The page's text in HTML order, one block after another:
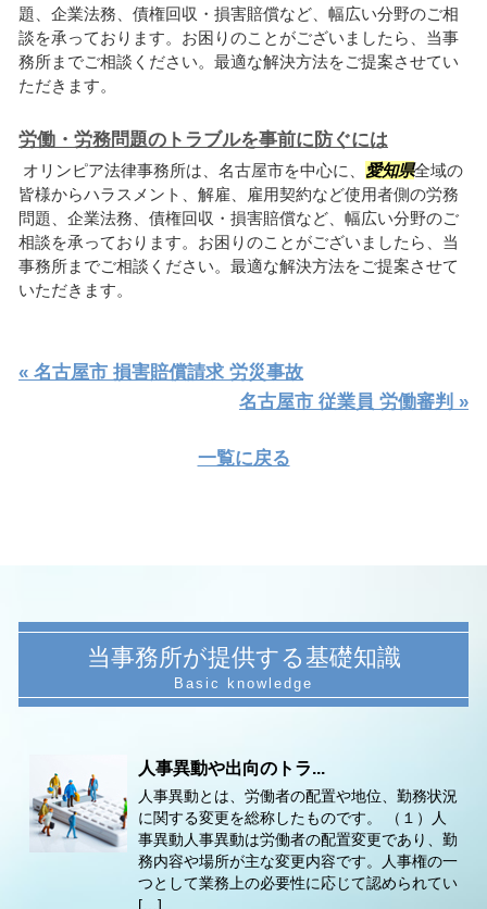
題、企業法務、債権回収・損害賠償など、幅広い分野のご相
談を承っております。お困りのことがございましたら、当事
務所までご相談ください。最適な解決方法をご提案させてい
ただきます。
労働・労務問題のトラブルを事前に防ぐには
オリンピア法律事務所は、名古屋市を中心に、 愛知県全域の
皆様からハラスメント、解雇、雇用契約など使用者側の労務
問題、企業法務、債権回収・損害賠償など、幅広い分野のご
相談を承っております。お困りのことがございましたら、当
事務所までご相談ください。最適な解決方法をご提案させて
いただきます。
« 名古屋市 損害賠償請求 労災事故
名古屋市 従業員 労働審判 »
一覧に戻る
当事務所が提供する基礎知識
人事異動や出向のトラ...
人事異動とは、労働者の配置や地位、勤務状況
に関する変更を総称したものです。 （１）人
事異動人事異動は労働者の配置変更であり、勤
務内容や場所が主な変更内容です。人事権の一
つとして業務上の必要性に応じて認められてい
[…]